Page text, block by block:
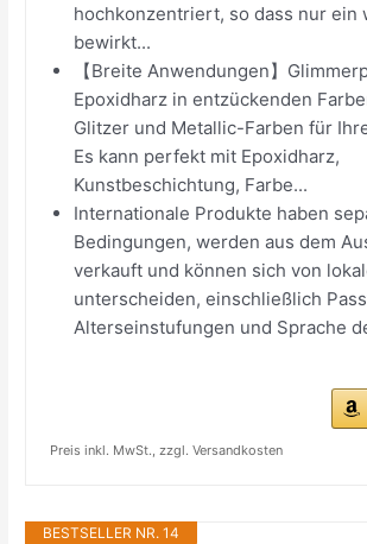
hochkonzentriert, so dass nur ein
bewirkt...
【Breite Anwendungen】
Epoxidharz in entzückenden
Glitzer und Metallic-Farben für
Es kann perfekt mit Epoxidharz,
Kunstbeschichtung, Farbe...
Internationale Produkte haben
Bedingungen, werden aus dem
verkauft und können sich von
unterscheiden, einschließlich
Alterseinstufungen und Sprache
Preis inkl. MwSt., zzgl. Versandkosten
BESTSELLER NR. 14